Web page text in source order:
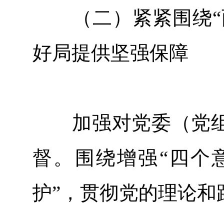
（二）紧紧围绕“
好局提供坚强保障
加强对党委（党组
督。围绕增强“四个
护”，贯彻党的理论